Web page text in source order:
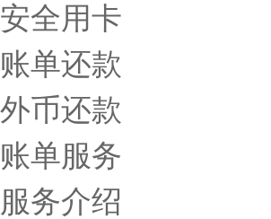
安全用卡
账单还款
外币还款
账单服务
服务介绍